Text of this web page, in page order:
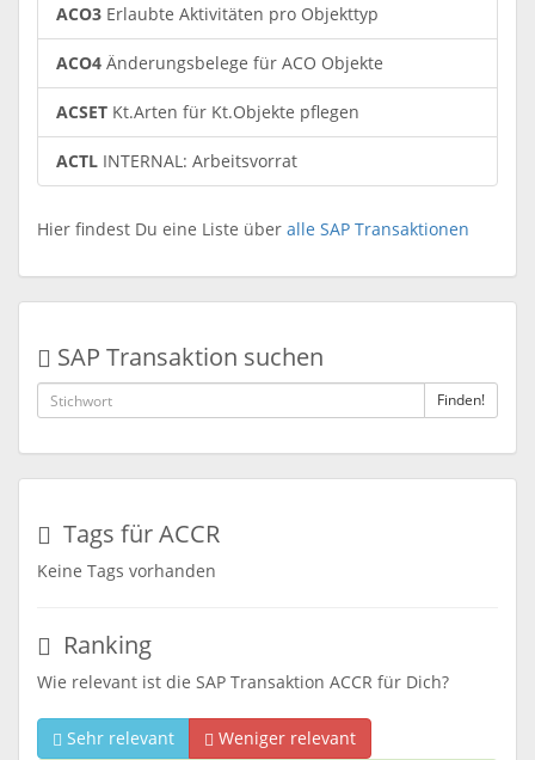
ACO3 Erlaubte Aktivitäten pro Objekttyp
ACO4 Änderungsbelege für ACO Objekte
ACSET Kt.Arten für Kt.Objekte pflegen
ACTL INTERNAL: Arbeitsvorrat
Hier findest Du eine Liste über alle SAP Transaktionen
SAP Transaktion suchen
Finden!
Tags für ACCR
Keine Tags vorhanden
Ranking
Wie relevant ist die SAP Transaktion ACCR für Dich?
Sehr relevant Weniger relevant